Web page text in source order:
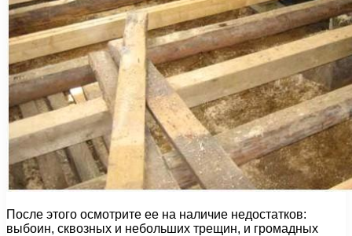
После этого осмотрите ее на наличие недостатков:
выбоин, сквозных и небольших трещин, и громадных